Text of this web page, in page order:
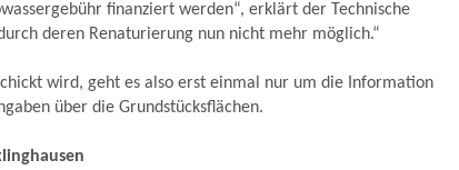
finanziert werden“, erklärt der Technische
deren Renaturierung nun nicht mehr möglich.“
wird, geht es also erst einmal nur um die Information
über die Grundstücksflächen.